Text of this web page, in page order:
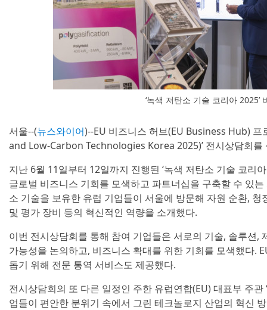
‘녹색 저탄소 기술 코리아 2025’
서울--(뉴스와이어)--EU 비즈니스 허브(EU Business Hub)
and Low-Carbon Technologies Korea 2025)’ 전시상담회를
지난 6월 11일부터 12일까지 진행된 ‘녹색 저탄소 기술 코리
글로벌 비즈니스 기회를 모색하고 파트너십을 구축할 수 있
소 기술을 보유한 유럽 기업들이 서울에 방문해 자원 순환,
및 평가 장비 등의 혁신적인 역량을 소개했다.
이번 전시상담회를 통해 참여 기업들은 서로의 기술, 솔루션,
가능성을 논의하고, 비즈니스 확대를 위한 기회를 모색했다.
돕기 위해 전문 통역 서비스도 제공했다.
전시상담회의 또 다른 일정인 주한 유럽연합(EU) 대표부 주
업들이 편안한 분위기 속에서 그린 테크놀로지 산업의 혁신